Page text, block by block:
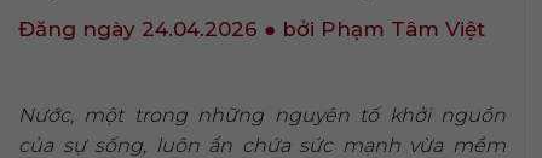
Đăng ngày 24.04.2026 ● bởi Phạm Tâm Việt
Nước, một trong những nguyên tố khởi nguồn
của sự sống, luôn ẩn chứa sức mạnh vừa mềm